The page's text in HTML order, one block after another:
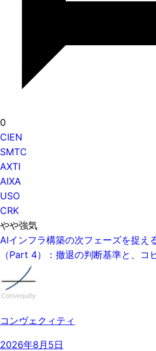
0
CIEN
SMTC
AXTI
AIXA
USO
CRK
やや強気
AIインフラ構築の次フェーズを捉え
（Part 4）：撤退の判断基準と、コ
コンヴェクィティ
2026年8月5日